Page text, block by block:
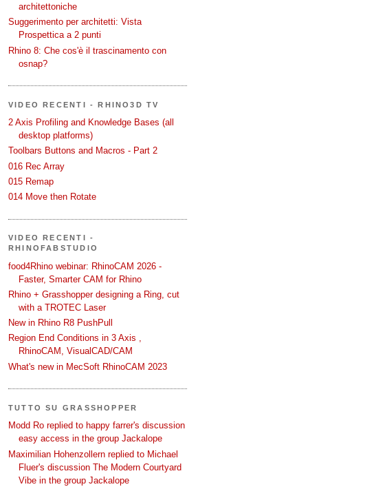
architettoniche
Suggerimento per architetti: Vista
Prospettica a 2 punti
Rhino 8: Che cos'è il trascinamento con
osnap?
VIDEO RECENTI - RHINO3D TV
2 Axis Profiling and Knowledge Bases (all
desktop platforms)
Toolbars Buttons and Macros - Part 2
016 Rec Array
015 Remap
014 Move then Rotate
VIDEO RECENTI -
RHINOFABSTUDIO
food4Rhino webinar: RhinoCAM 2026 -
Faster, Smarter CAM for Rhino
Rhino + Grasshopper designing a Ring, cut
with a TROTEC Laser
New in Rhino R8 PushPull
Region End Conditions in 3 Axis ,
RhinoCAM, VisualCAD/CAM
What's new in MecSoft RhinoCAM 2023
TUTTO SU GRASSHOPPER
Modd Ro replied to happy farrer's discussion
easy access in the group Jackalope
Maximilian Hohenzollern replied to Michael
Fluer's discussion The Modern Courtyard
Vibe in the group Jackalope